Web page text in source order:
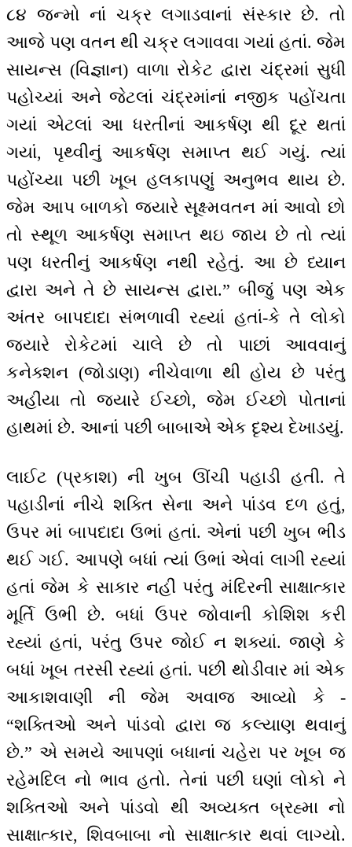
૮૪ જન્મો નાં ચક્ર લગાડવાનાં સંસ્કાર છે. તો
આજે પણ વતન થી ચક્ર લગાવવા ગયાં હતાં. જેમ
સાયન્સ (વિજ્ઞાન) વાળા રોકેટ દ્વારા ચંદ્રમાં સુધી
પહોચ્યાં અને જેટલાં ચંદ્રમાંનાં નજીક પહોંચતા
ગયાં એટલાં આ ધરતીનાં આકર્ષણ થી દૂર થતાં
ગયાં, પૃથ્વીનું આકર્ષણ સમાપ્ત થઈ ગયું. ત્યાં
પહોંચ્યા પછી ખૂબ હલકાપણું અનુભવ થાય છે.
જેમ આપ બાળકો જ્યારે સૂક્ષ્મવતન માં આવો છો
તો સ્થૂળ આકર્ષણ સમાપ્ત થઇ જાય છે તો ત્યાં
પણ ધરતીનું આકર્ષણ નથી રહેતું. આ છે ધ્યાન
દ્વારા અને તે છે સાયન્સ દ્વારા.” બીજું પણ એક
અંતર બાપદાદા સંભળાવી રહ્યાં હતાં-કે તે લોકો
જ્યારે રોકેટમાં ચાલે છે તો પાછાં આવવાનું
કનેક્શન (જોડાણ) નીચેવાળા થી હોય છે પરંતુ
અહીંયા તો જ્યારે ઈચ્છો, જેમ ઈચ્છો પોતાનાં
હાથમાં છે. આનાં પછી બાબાએ એક દૃશ્ય દેખાડયું.
લાઈટ (પ્રકાશ) ની ખુબ ઊંચી પહાડી હતી. તે
પહાડીનાં નીચે શક્તિ સેના અને પાંડવ દળ હતું,
ઉપર માં બાપદાદા ઉભાં હતાં. એનાં પછી ખુબ ભીડ
થઈ ગઈ. આપણે બધાં ત્યાં ઉભાં એવાં લાગી રહ્યાં
હતાં જેમ કે સાકાર નહીં પરંતુ મંદિરની સાક્ષાત્કાર
મૂર્તિ ઉભી છે. બધાં ઉપર જોવાની કોશિશ કરી
રહ્યાં હતાં, પરંતુ ઉપર જોઈ ન શક્યાં. જાણે કે
બધાં ખૂબ તરસી રહ્યાં હતાં. પછી થોડીવાર માં એક
આકાશવાણી ની જેમ અવાજ આવ્યો કે -
“શક્તિઓ અને પાંડવો દ્વારા જ કલ્યાણ થવાનું
છે.” એ સમયે આપણાં બધાનાં ચહેરા પર ખૂબ જ
રહેમદિલ નો ભાવ હતો. તેનાં પછી ઘણાં લોકો ને
શક્તિઓ અને પાંડવો થી અવ્યક્ત બ્રહ્મા નો
સાક્ષાત્કાર, શિવબાબા નો સાક્ષાત્કાર થવાં લાગ્યો.